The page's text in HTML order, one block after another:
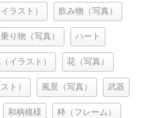
ラスト） 飲み物（写真）
乗り物（写真） ハート
イラスト） 花（写真）
ト） 風景（写真） 武器
和柄模様 枠（フレーム）